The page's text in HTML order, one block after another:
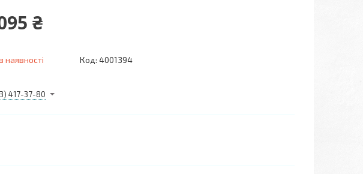
₴
наявності Код: 4001394
417-37-80